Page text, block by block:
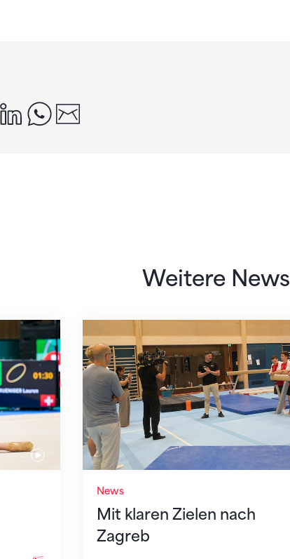
x linkedinwhatsapp
Weitere News
News
Mit klaren Zielen nach
Zagreb
Mit klaren Zielen nach Zagreb